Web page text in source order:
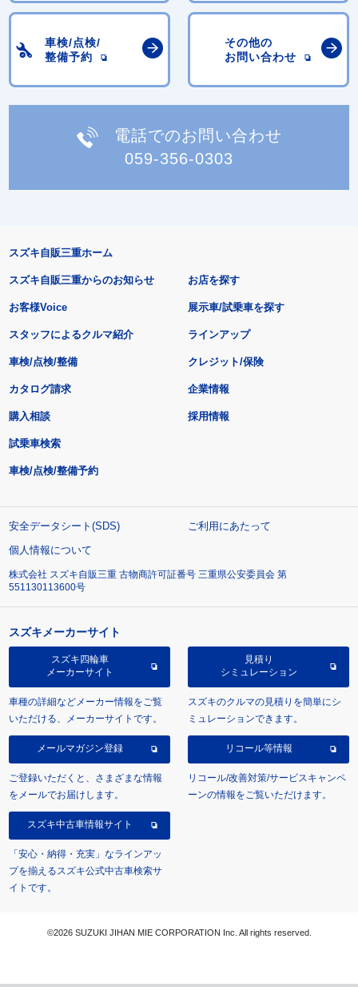
車検/点検/
整備予約
その他の
お問い合わせ
電話でのお問い合わせ
059-356-0303
スズキ自販三重ホーム
スズキ自販三重からのお知らせ
お客様Voice
スタッフによるクルマ紹介
お店を探す
展示車/試乗車を探す
ラインアップ
車検/点検/整備 クレジット/保険
カタログ請求
購入相談
試乗車検索
車検/点検/整備予約
企業情報
採用情報
安全データシート(SDS)
ご利用にあたって
個人情報について
株式会社 スズキ自販三重 古物商許可証番号 三重県公安委員会 第
551130113600号
スズキメーカーサイト
スズキ四輪車
メーカーサイト
車種の詳細などメーカー情報をご覧
いただける、メーカーサイトです。
見積り
シミュレーション
スズキのクルマの見積りを簡単にシ
ミュレーションできます。
メールマガジン登録
ご登録いただくと、さまざまな情報
をメールでお届けします。
リコール等情報
リコール/改善対策/サービスキャンペ
ーンの情報をご覧いただけます。
スズキ中古車情報サイト
「安心・納得・充実」なラインアッ
プを揃えるスズキ公式中古車検索サ
イトです。
©2026 SUZUKI JIHAN MIE CORPORATION Inc. All rights reserved.